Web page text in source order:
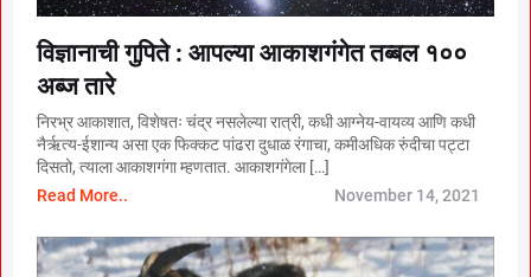
विज्ञानाची गुपिते : आपल्या आकाशगंगेत तब्बल १००
अब्ज तारे
निरभ्र आकाशात, विशेषतः चंद्र नसलेल्या रात्री, कधी आग्नेय-वायव्य आणि कधी
नैर्ऋत्य-ईशान्य असा एक फिक्कट पांढरा दुधाळ रंगाचा, कमीअधिक रुंदीचा पट्टा
दिसतो, त्याला आकाशगंगा म्हणतात. आकाशगंगेला […]
Read More..
November 14, 2021